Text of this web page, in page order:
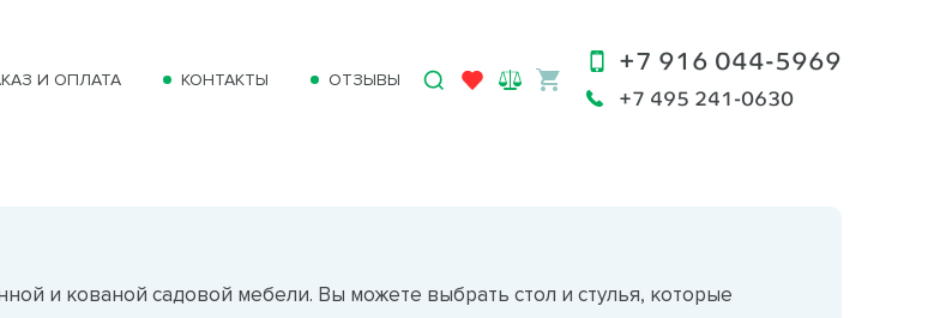
И ОПЛАТА КОНТАКТЫ ОТЗЫВЫ
+7 916 044-5969
+7 495 241-0630
и кованой садовой мебели. Вы можете выбрать стол и стулья, которые